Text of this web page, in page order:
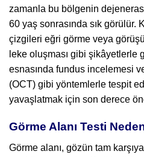
zamanla bu bölgenin
60 yaş sonrasında sık görülür.
çizgileri eğri görme veya
leke oluşması gibi şikâyetlerle
esnasında fundus incelemesi
(OCT) gibi yöntemlerle tespit
yavaşlatmak için son derece
Görme Alanı Testi
Görme alanı, gözün tam